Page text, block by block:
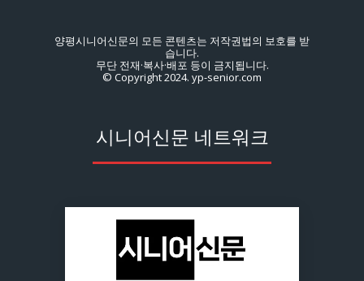
양평시니어신문의 모든 콘텐츠는 저작권법의 보호를 받
습니다.
무단 전재·복사·배포 등이 금지됩니다.
© Copyright 2024. yp-senior.com
시니어신문 네트워크